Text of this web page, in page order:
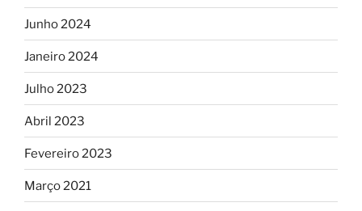
Junho 2024
Janeiro 2024
Julho 2023
Abril 2023
Fevereiro 2023
Março 2021